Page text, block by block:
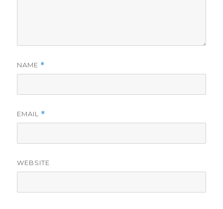
NAME *
EMAIL *
WEBSITE